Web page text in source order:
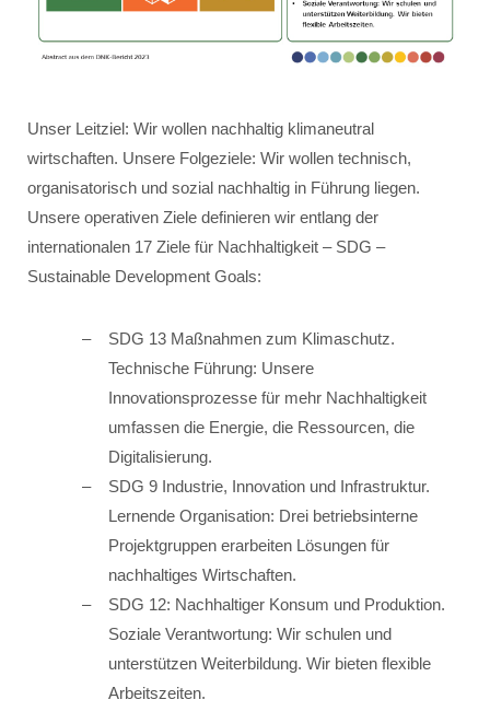
Unser Leitziel: Wir wollen nachhaltig klimaneutral
wirtschaften. Unsere Folgeziele: Wir wollen technisch,
organisatorisch und sozial nachhaltig in Führung liegen.
Unsere operativen Ziele definieren wir entlang der
internationalen 17 Ziele für Nachhaltigkeit – SDG –
Sustainable Development Goals:
SDG 13 Maßnahmen zum Klimaschutz.
Technische Führung: Unsere
Innovationsprozesse für mehr Nachhaltigkeit
umfassen die Energie, die Ressourcen, die
Digitalisierung.
SDG 9 Industrie, Innovation und Infrastruktur.
Lernende Organisation: Drei betriebsinterne
Projektgruppen erarbeiten Lösungen für
nachhaltiges Wirtschaften.
SDG 12: Nachhaltiger Konsum und Produktion.
Soziale Verantwortung: Wir schulen und
unterstützen Weiterbildung. Wir bieten flexible
Arbeitszeiten.